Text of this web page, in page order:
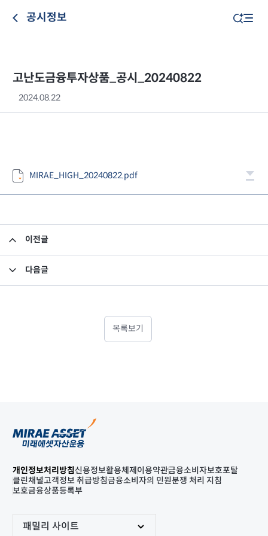
공시정보
고난도금융투자상품_공시_20240822
2024.08.22
MIRAE_HIGH_20240822.pdf
이전글
다음글
목록보기
개인정보처리방침신용정보활용체제 이용약관금융소비자보호포탈
클린채널고객정보 취급방침금융소비자의 민원분쟁 처리 지침
보호금융상품등록부
패밀리 사이트